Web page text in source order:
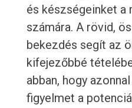
és készségeinket a
számára. A rövid,
bekezdés segít az
kifejezőbbé
abban, hogy
figyelmet a